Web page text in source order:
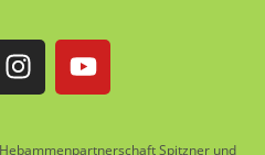
Spitzner und